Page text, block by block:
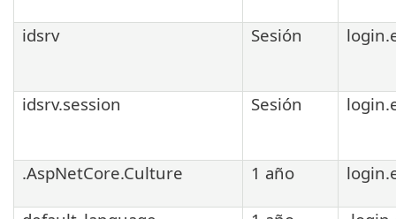
idsrv Sesión
idsrv.session Sesión
.AspNetCore.Culture 1 año